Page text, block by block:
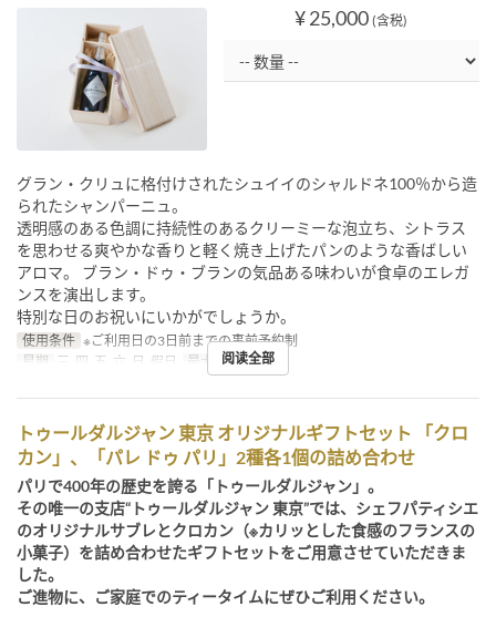
¥ 25,000 (含税)
グラン・クリュに格付けされたシュイイのシャルドネ100％から造
られたシャンパーニュ。
透明感のある色調に持続性のあるクリーミーな泡立ち、シトラス
を思わせる爽やかな香りと軽く焼き上げたパンのような香ばしい
アロマ。 ブラン・ドゥ・ブランの気品ある味わいが食卓のエレガ
ンスを演出します。
特別な日のお祝いにいかがでしょうか。
使用条件 ※ご利用日の3日前までの事前予約制
星期
三, 四, 五, 六, 日, 假日 最大下单数 ~ 10
阅读全部
トゥールダルジャン 東京 オリジナルギフトセット 「クロ
カン」、「パレ ドゥ パリ」2種各1個の詰め合わせ
パリで400年の歴史を誇る「トゥールダルジャン」。
その唯一の支店“トゥールダルジャン 東京”では、シェフパティシエ
のオリジナルサブレとクロカン（※カリッとした食感のフランスの
小菓子）を詰め合わせたギフトセットをご用意させていただきま
した。
ご進物に、ご家庭でのティータイムにぜひご利用ください。